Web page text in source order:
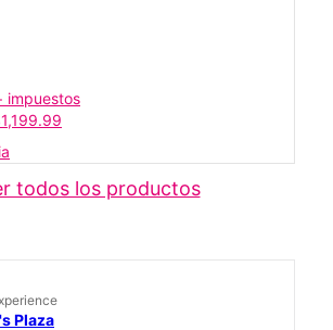
impuestos
todos los productos
Plaza